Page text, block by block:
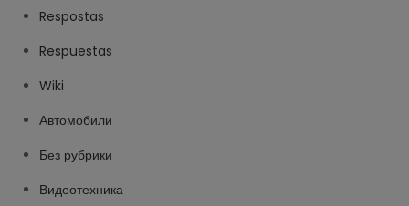
Respostas
Respuestas
Wiki
Автомобили
Без рубрики
Видеотехника